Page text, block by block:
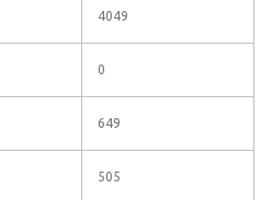
4049
0
649
505